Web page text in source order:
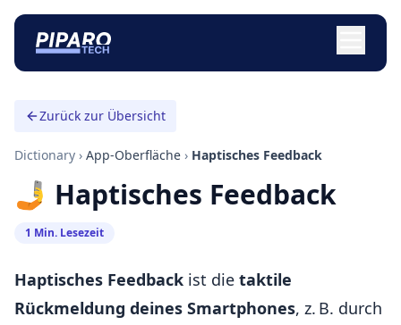
Zurück zur Übersicht
Dictionary › App-Oberfläche › Haptisches Feedback
🤳 Haptisches Feedback
1 Min. Lesezeit
Haptisches Feedback ist die taktile
Rückmeldung deines Smartphones, z. B. durch